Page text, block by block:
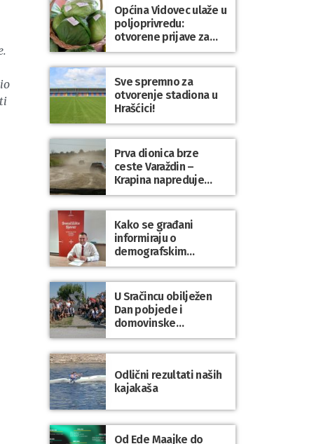
Općina Vidovec ulaže u
poljoprivredu:
otvorene prijave za
općinske potpore
Sve spremno za
otvorenje stadiona u
Hrašćici!
Prva dionica brze
ceste Varaždin –
Krapina napreduje
prema planu
Kako se građani
informiraju o
demografskim
mjerama? Sudjelujte u
istraživanju!
U Sračincu obilježen
Dan pobjede i
domovinske
zahvalnosti te Dan
hrvatskih branitelja
Odlični rezultati naših
kajakaša
Od Ede Maajke do